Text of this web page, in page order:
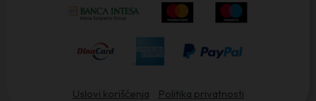
Uslovi korišćenja Politika privatnosti